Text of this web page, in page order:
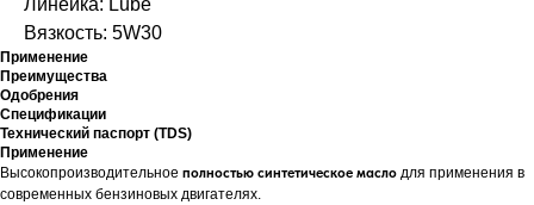
Линейка: Lube
Вязкость: 5W30
Применение
Преимущества
Одобрения
Спецификации
Технический паспорт (TDS)
Применение
Высокопроизводительное полностью синтетическое масло для применения в
современных бензиновых двигателях.